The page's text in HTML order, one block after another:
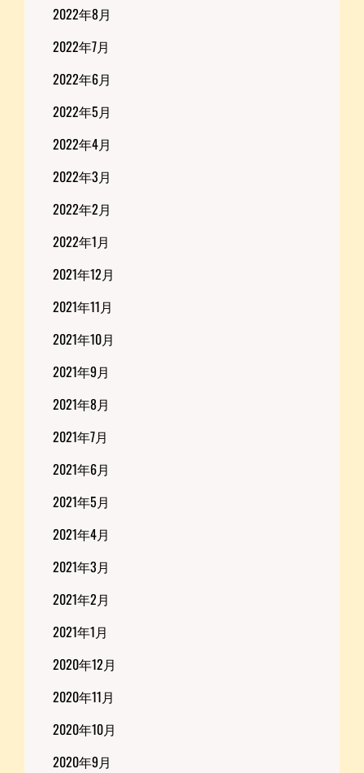
2022年8月
2022年7月
2022年6月
2022年5月
2022年4月
2022年3月
2022年2月
2022年1月
2021年12月
2021年11月
2021年10月
2021年9月
2021年8月
2021年7月
2021年6月
2021年5月
2021年4月
2021年3月
2021年2月
2021年1月
2020年12月
2020年11月
2020年10月
2020年9月